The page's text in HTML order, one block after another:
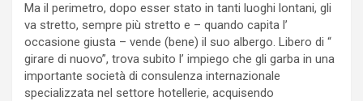
Ma il perimetro, dopo esser stato in tanti luoghi lontani, gli
va stretto, sempre più stretto e – quando capita l’
occasione giusta – vende (bene) il suo albergo. Libero di “
girare di nuovo”, trova subito l’ impiego che gli garba in una
importante società di consulenza internazionale
specializzata nel settore hotellerie, acquisendo